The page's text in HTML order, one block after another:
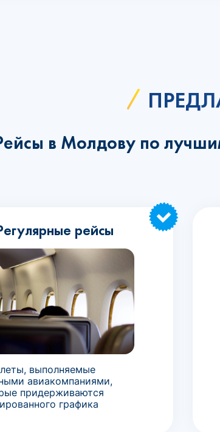
в Молдову по
рейсы
выполняемые
авиакомпаниями,
придерживаются
графика